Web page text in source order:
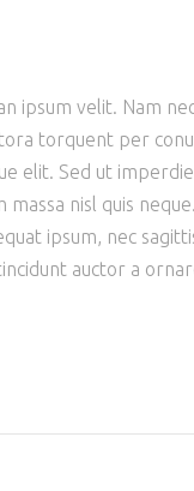
ipsum velit. Nam
torquent per
elit. Sed ut
nisl quis
ipsum, nec
auctor a